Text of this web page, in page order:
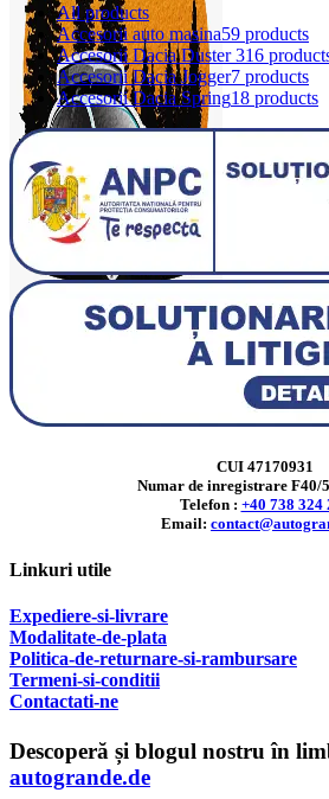
Allproducts
Accesorii auto masina59 products
Accesorii Dacia Duster 316
Accesorii Dacia Jogger7 products
Accesorii Dacia Spring18 products
CUI 47170931
Numar de inregistrare F40/
Telefon : +40 738 324
Email:
Linkuri utile
Expediere-si-livrare
Modalitate-de-plata
Politica-de-returnare-si-rambursare
Termeni-si-conditii
Contactati-ne
Descoperă și blogul nostru în
autogrande.de